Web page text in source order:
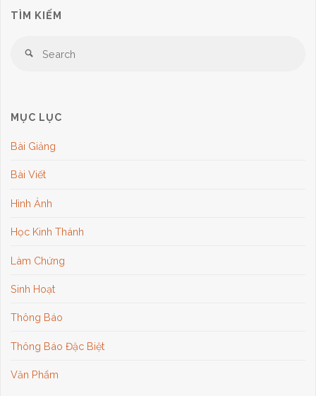
TÌM KIẾM
Search
MỤC LỤC
Bài Giảng
Bài Viết
Hình Ảnh
Học Kinh Thánh
Làm Chứng
Sinh Hoạt
Thông Báo
Thông Báo Đặc Biệt
Văn Phẩm